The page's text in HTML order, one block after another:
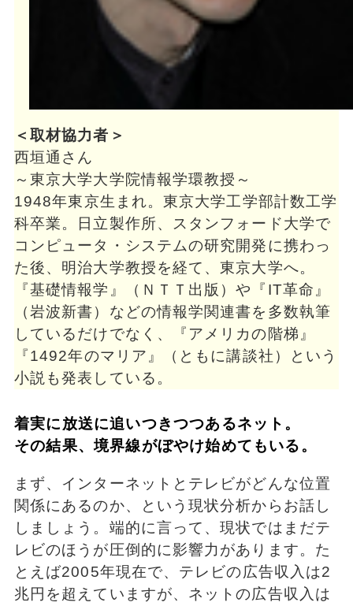
＜取材協力者＞
西垣通さん
～東京大学大学院情報学環教授～
1948年東京生まれ。東京大学工学部計数工学
科卒業。日立製作所、スタンフォード大学で
コンピュータ・システムの研究開発に携わっ
た後、明治大学教授を経て、東京大学へ。
『基礎情報学』（ＮＴＴ出版）や『IT革命』
（岩波新書）などの情報学関連書を多数執筆
しているだけでなく、『アメリカの階梯』
『1492年のマリア』（ともに講談社）という
小説も発表している。
着実に放送に追いつきつつあるネット。
その結果、境界線がぼやけ始めてもいる。
まず、インターネットとテレビがどんな位置
関係にあるのか、という現状分析からお話し
しましょう。端的に言って、現状ではまだテ
レビのほうが圧倒的に影響力があります。た
とえば2005年現在で、テレビの広告収入は2
兆円を超えていますが、ネットの広告収入は